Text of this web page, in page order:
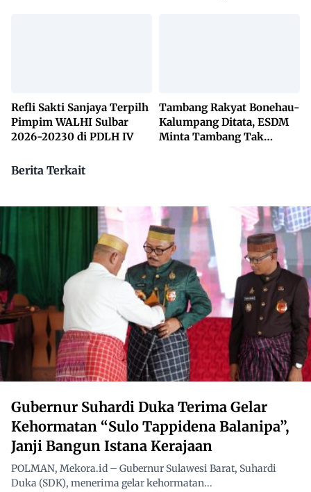
Refli Sakti Sanjaya Terpilh
Pimpim WALHI Sulbar
2026-20230 di PDLH IV
Tambang Rakyat Bonehau-
Kalumpang Ditata, ESDM
Minta Tambang Tak
Berita Terkait
Gubernur Suhardi Duka Terima Gelar
Kehormatan “Sulo Tappidena Balanipa”,
Janji Bangun Istana Kerajaan
POLMAN, Mekora.id – Gubernur Sulawesi Barat, Suhardi
Duka (SDK), menerima gelar kehormatan...